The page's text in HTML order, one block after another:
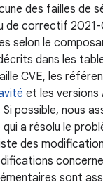
des failles de
de correctif
selon le
dans les
CVE, les
et les versions
possible, nous
a résolu le
des
sont